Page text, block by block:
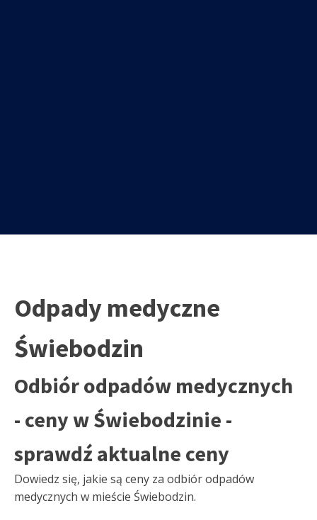
Odpady medyczne
Świebodzin
Odbiór odpadów medycznych
- ceny w Świebodzinie -
sprawdź aktualne ceny
Dowiedz się, jakie są ceny za odbiór odpadów
medycznych w mieście Świebodzin.